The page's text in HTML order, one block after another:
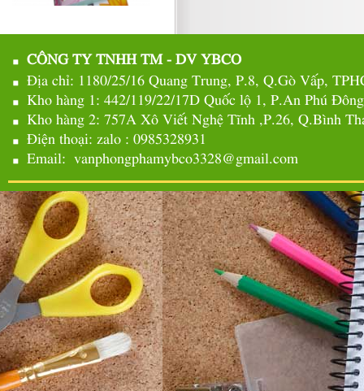
CÔNG TY TNHH TM - DV YBCO
Địa chỉ: 1180/25/16 Quang Trung, P.8, Q.Gò Vấp,
Kho hàng 1: 442/119/22/17D Quốc lộ 1, P.An Phú
Kho hàng 2: 757A Xô Viết Nghệ Tĩnh ,P.26, Q.Bình
Điện thoại: zalo : 0985328931
Email: vanphongphamybco3328@gmail.com